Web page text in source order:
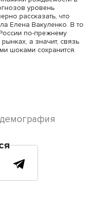
рождаемостью и
цен на нефть,
периоде. Число
зачатия) значимо
плату с лагом в три
с лагом два-четыре
в два месяца.
оказывает
два-три месяца
не выявлено
капитала в
на нефть перестает
динамики